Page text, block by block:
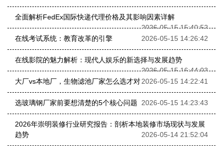
全面解析FedEx国际快递代理价格及其影响因素详解
2026-05-15 15:40:52
在线考试系统：教育改革的引擎
2026-05-15 14:26:42
在线影院的魅力解析：现代人娱乐的新选择与发展趋势
2026-05-15 16:44:03
大厂vs本地厂，生物滤池厂家怎么选才对2026-05-15 14:22:41
选玻璃钢厂家前要想清楚的5个核心问题 2026-05-15 14:23:43
2026年崇明装修行业研究报告：剖析本地装修市场现状与发展
趋势
2026-05-14 21:52:04